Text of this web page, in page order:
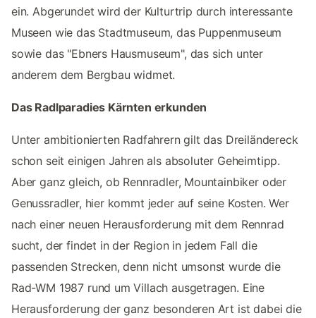
ein. Abgerundet wird der Kulturtrip durch interessante
Museen wie das Stadtmuseum, das Puppenmuseum
sowie das "Ebners Hausmuseum", das sich unter
anderem dem Bergbau widmet.
Das Radlparadies Kärnten erkunden
Unter ambitionierten Radfahrern gilt das Dreiländereck
schon seit einigen Jahren als absoluter Geheimtipp.
Aber ganz gleich, ob Rennradler, Mountainbiker oder
Genussradler, hier kommt jeder auf seine Kosten. Wer
nach einer neuen Herausforderung mit dem Rennrad
sucht, der findet in der Region in jedem Fall die
passenden Strecken, denn nicht umsonst wurde die
Rad-WM 1987 rund um Villach ausgetragen. Eine
Herausforderung der ganz besonderen Art ist dabei die